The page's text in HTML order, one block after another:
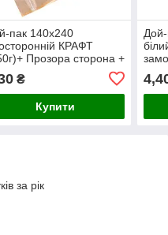
пак 140х240
КРАФТ
Прозора сторона +
₴
Купити
за рік